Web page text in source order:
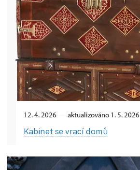
12. 4. 2026 aktualizováno 1. 5. 2026
Kabinet se vrací domů